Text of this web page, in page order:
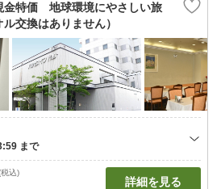
金特価 地球環境にやさしい旅
交換はありません）
込)
詳細を見る